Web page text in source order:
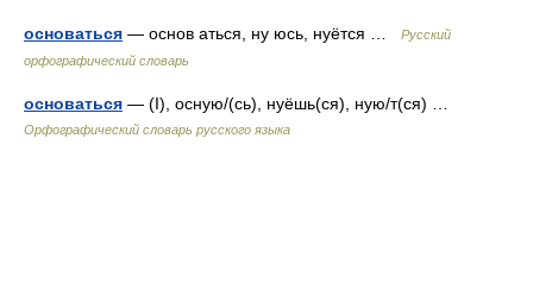
основаться — основ аться, ну юсь, нуётся …
Русский
орфографический словарь
основаться — (I), осную/(сь), нуёшь(ся), ную/т(ся) …
Орфографический словарь русского языка